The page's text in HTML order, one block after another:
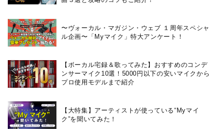
〜ヴォーカル・マガジン・ウェブ １周年スペシャ
ル企画〜「Myマイク」特大アンケート！
【ボーカル宅録＆歌ってみた】おすすめのコンデ
ンサーマイク10選！5000円以下の安いマイクから
プロ使用モデルまで紹介
【大特集】アーティストが使っている“Myマイ
ク”を聞いてみた！